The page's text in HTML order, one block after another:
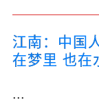
江南：中国
在梦里 也在
...